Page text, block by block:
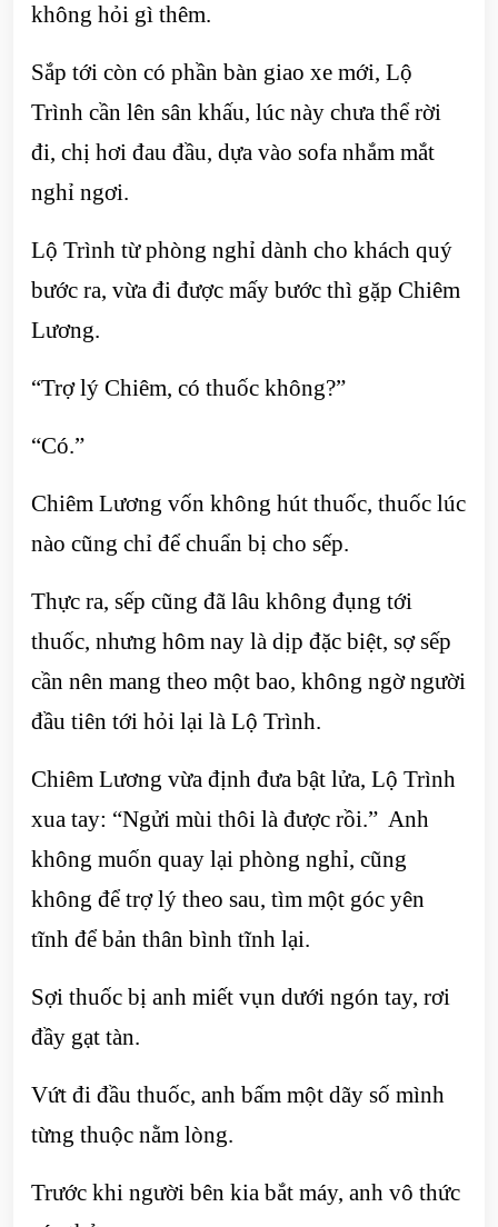
không hỏi gì thêm.
Sắp tới còn có phần bàn giao xe mới, Lộ
Trình cần lên sân khấu, lúc này chưa thể rời
đi, chị hơi đau đầu, dựa vào sofa nhắm mắt
nghỉ ngơi.
Lộ Trình từ phòng nghỉ dành cho khách quý
bước ra, vừa đi được mấy bước thì gặp Chiêm
Lương.
“Trợ lý Chiêm, có thuốc không?”
“Có.”
Chiêm Lương vốn không hút thuốc, thuốc lúc
nào cũng chỉ để chuẩn bị cho sếp.
Thực ra, sếp cũng đã lâu không đụng tới
thuốc, nhưng hôm nay là dịp đặc biệt, sợ sếp
cần nên mang theo một bao, không ngờ người
đầu tiên tới hỏi lại là Lộ Trình.
Chiêm Lương vừa định đưa bật lửa, Lộ Trình
xua tay: “Ngửi mùi thôi là được rồi.” Anh
không muốn quay lại phòng nghỉ, cũng
không để trợ lý theo sau, tìm một góc yên
tĩnh để bản thân bình tĩnh lại.
Sợi thuốc bị anh miết vụn dưới ngón tay, rơi
đầy gạt tàn.
Vứt đi đầu thuốc, anh bấm một dãy số mình
từng thuộc nằm lòng.
Trước khi người bên kia bắt máy, anh vô thức